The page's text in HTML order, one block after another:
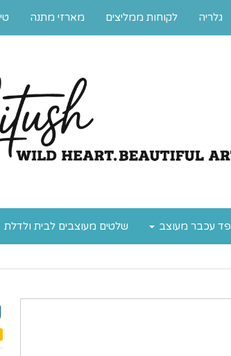
פד עכבר מעוצב שלטים מעוצבים לבית ולדלת
גלריה לקוחות ממליצים מארזי מתנה